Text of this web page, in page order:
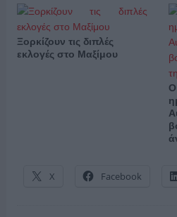
Ξορκίζουν τις διπλές
εκλογές στο Μαξίμου
Ο
X Facebook